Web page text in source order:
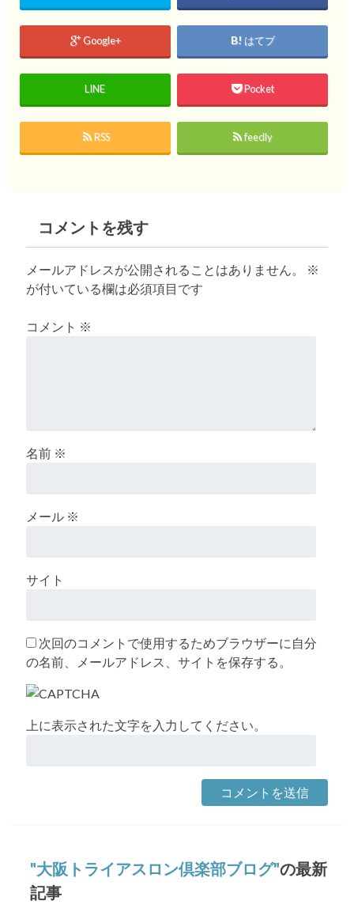
Google+ はてブ
LINE Pocket
RSS feedly
コメントを残す
メールアドレスが公開されることはありません。
※
が付いている欄は必須項目です
コメント ※
名前 ※
メール ※
サイト
次回のコメントで使用するためブラウザーに自分
の名前、メールアドレス、サイトを保存する。
上に表示された文字を入力してください。
大阪トライアスロン倶楽部ブログ の最新
記事